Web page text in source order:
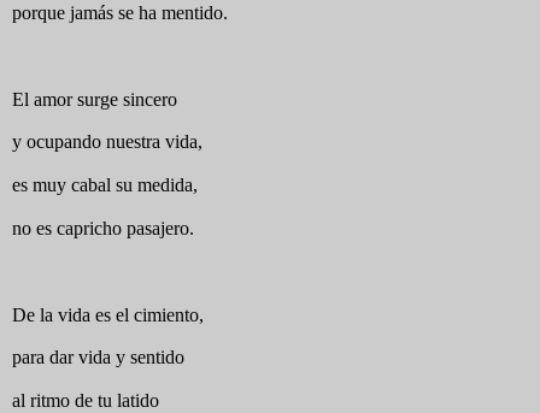
porque jamás se ha mentido.
El amor surge sincero
y ocupando nuestra vida,
es muy cabal su medida,
no es capricho pasajero.
De la vida es el cimiento,
para dar vida y sentido
al ritmo de tu latido